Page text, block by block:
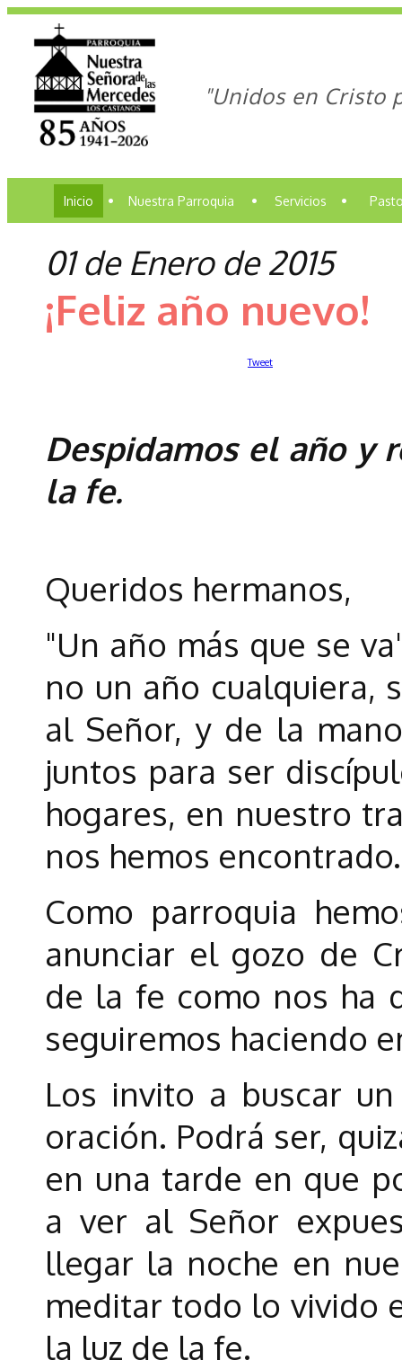
"Unidos en Cristo
Inicio • Nuestra Parroquia • Servicios •
01 de Enero de 2015
¡Feliz año nuevo!
Tweet
Despidamos el año y
la fe.
Queridos hermanos,
"Un año más que se
no un año cualquiera,
al Señor, y de la
juntos para ser
hogares, en nuestro
nos hemos
Como parroquia
anunciar el gozo de
de la fe como nos ha
seguiremos haciendo
Los invito a buscar
oración. Podrá ser,
en una tarde en que
a ver al Señor
llegar la noche en
meditar todo lo vivido
la luz de la fe.